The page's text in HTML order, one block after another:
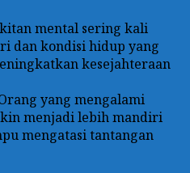
mental sering kali
dan kondisi hidup yang
kesejahteraan
yang mengalami
menjadi lebih mandiri
mengatasi tantangan